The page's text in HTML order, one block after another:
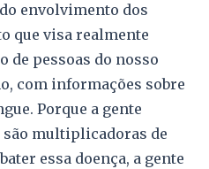
envolvimento dos
que visa realmente
de pessoas do nosso
com informações sobre
Porque a gente
são multiplicadoras de
essa doença, a gente